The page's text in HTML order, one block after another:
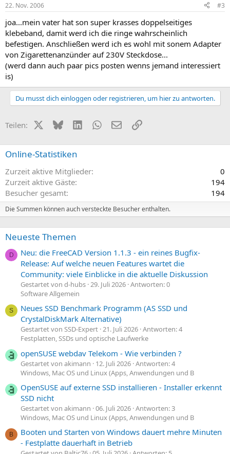
22. Nov. 2006 #3
joa...mein vater hat son super krasses doppelseitiges
klebeband, damit werd ich die ringe wahrscheinlich
befestigen. Anschließen werd ich es wohl mit sonem Adapter
von Zigarettenanzünder auf 230V Steckdose...
(werd dann auch paar pics posten wenns jemand interessiert
is)
Du musst dich einloggen oder registrieren, um hier zu antworten.
Teilen: X (Twitter)
BlueskyLinkedInWhatsApp
E-MailLink
Online-Statistiken
Zurzeit aktive Mitglieder
0
Zurzeit aktive Gäste
194
Besucher gesamt
194
Die Summen können auch versteckte Besucher enthalten.
Neueste Themen
D
Neu: die FreeCAD Version 1.1.3 - ein reines Bugfix-
Release: Auf welche neuen Features wartet die
Community: viele Einblicke in die aktuelle Diskussion
Gestartet von d-hubs 29. Juli 2026 Antworten: 0
Software Allgemein
S
Neues SSD Benchmark Programm (AS SSD und
CrystalDiskMark Alternative)
Gestartet von SSD-Expert 21. Juli 2026 Antworten: 4
Festplatten, SSDs und optische Laufwerke
openSUSE webdav Telekom - Wie verbinden ?
Gestartet von akimann 12. Juli 2026 Antworten: 4
Windows, Mac OS und Linux (Apps, Anwendungen und B
OpenSUSE auf externe SSD installieren - Installer erkennt
SSD nicht
Gestartet von akimann 06. Juli 2026 Antworten: 3
Windows, Mac OS und Linux (Apps, Anwendungen und B
B
Booten und Starten von Windows dauert mehre Minuten
- Festplatte dauerhaft in Betrieb